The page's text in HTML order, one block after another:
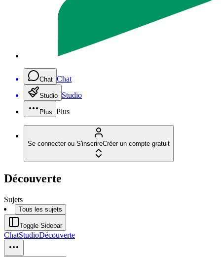
Chat Chat
Studio Studio
Plus Plus
Se connecter ou S'inscrireCréer un compte gratuit
Découverte
Sujets
Tous les sujets
Toggle Sidebar
ChatStudioDécouverte